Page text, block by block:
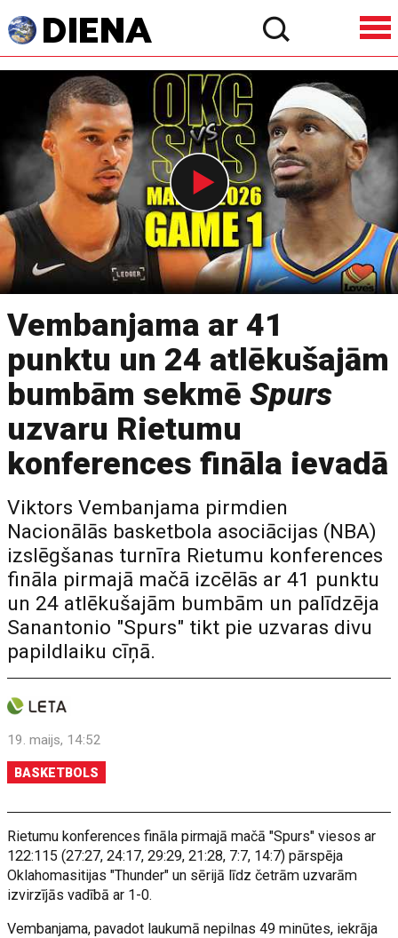
Vembanjama ar 41
punktu un 24 atlēkušajām
bumbām sekmēSpurs
uzvaru Rietumu
konferences fināla ievadā
Viktors Vembanjama pirmdien
Nacionālās basketbola asociācijas (NBA)
izslēgšanas turnīra Rietumu konferences
fināla pirmajā mačā izcēlās ar 41 punktu
un 24 atlēkušajām bumbām un palīdzēja
Sanantonio "Spurs" tikt pie uzvaras divu
papildlaiku cīņā.
19. maijs, 14:52
BASKETBOLS
Rietumu konferences fināla pirmajā mačā "Spurs" viesos ar
122:115 (27:27, 24:17, 29:29, 21:28, 7:7, 14:7) pārspēja
Oklahomasitijas "Thunder" un sērijā līdz četrām uzvarām
izvirzījās vadībā ar 1-0.
Vembanjama, pavadot laukumā nepilnas 49 minūtes, iekrāja